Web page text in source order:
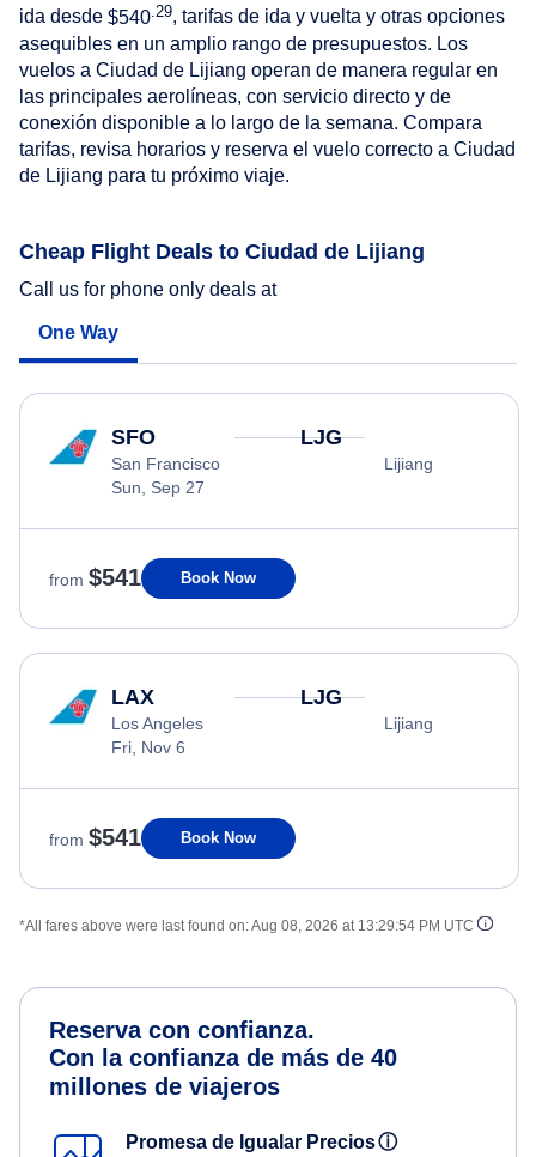
ida desde $540 .29, tarifas de ida y vuelta y otras opciones
asequibles en un amplio rango de presupuestos. Los
vuelos a Ciudad de Lijiang operan de manera regular en
las principales aerolíneas, con servicio directo y de
conexión disponible a lo largo de la semana. Compara
tarifas, revisa horarios y reserva el vuelo correcto a Ciudad
de Lijiang para tu próximo viaje.
Cheap Flight Deals to Ciudad de Lijiang
Call us for phone only deals at
One Way
SFO
San Francisco
Sun, Sep 27
LJG
Lijiang
from $541 Book Now
LAX
Los Angeles
Fri, Nov 6
LJG
Lijiang
from $541 Book Now
*All fares above were last found on:Aug 08, 2026 at 13:29:54 PM UTC
Reserva con confianza.
Con la confianza de más de 40
millones de viajeros
Promesa de Igualar Preciosⓘ